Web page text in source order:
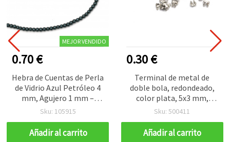
MEJOR VENDIDO
0.70 €
Hebra de Cuentas de Perla
de Vidrio Azul Petróleo 4
mm, Agujero 1 mm –
Perfecta para Bisutería,
DIY, ~80 cm (~216 uds)
Sku: 105915
Añadir al carrito
0.30 €
Terminal de metal de
doble bola, redondeado,
color plata, 5x3 mm,
agujero 1 mm - 50 piezas
Sku: 500411
Añadir al carrito